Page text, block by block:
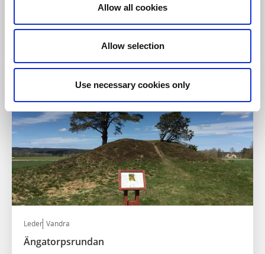
Allow all cookies
Allow selection
Use necessary cookies only
Nårunga
Leder Vandra
Ängatorpsrundan